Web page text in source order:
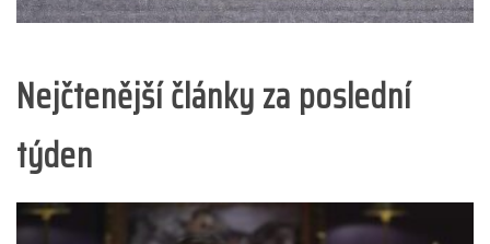
Nejčtenější články za poslední
týden